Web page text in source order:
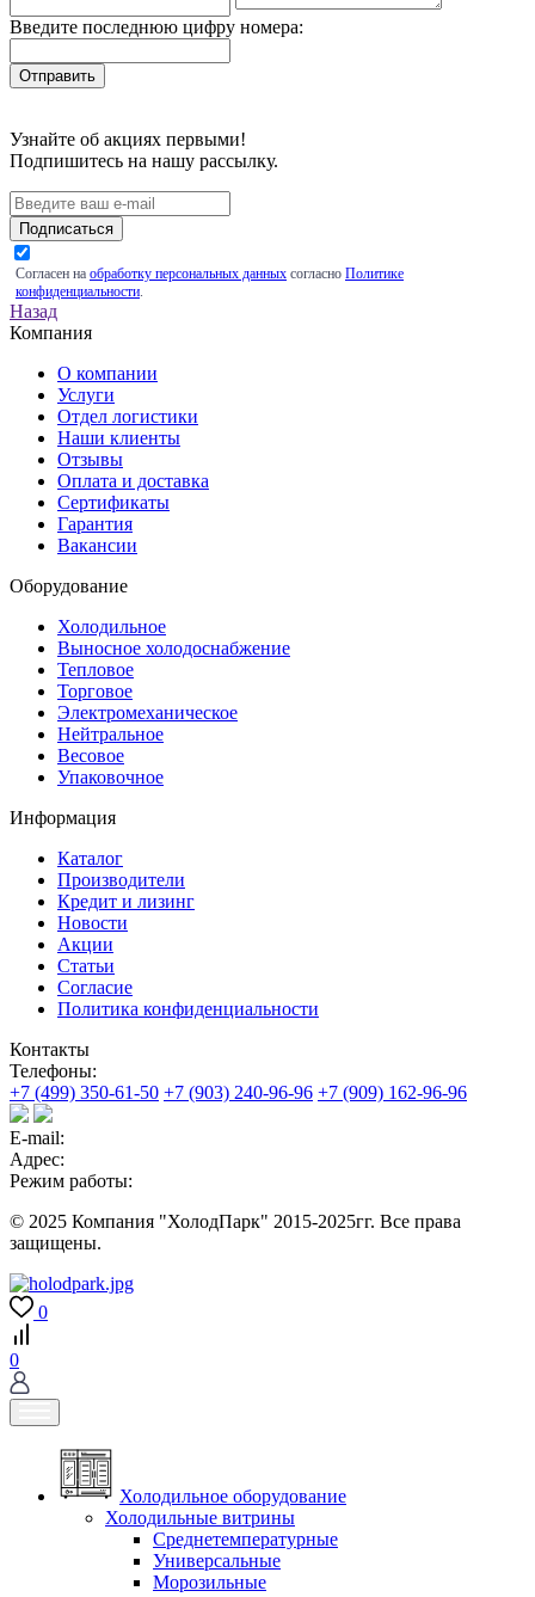
Введите последнюю цифру номера:
Узнайте об акциях первыми!
Подпишитесь на нашу рассылку.
Подписаться
Согласен на обработку персональных данных согласно Политике
конфиденциальности.
Назад
Компания
О компании
Услуги
Отдел логистики
Наши клиенты
Отзывы
Оплата и доставка
Сертификаты
Гарантия
Вакансии
Оборудование
Холодильное
Выносное холодоснабжение
Тепловое
Торговое
Электромеханическое
Нейтральное
Весовое
Упаковочное
Информация
Каталог
Производители
Кредит и лизинг
Новости
Акции
Статьи
Согласие
Политика конфиденциальности
Контакты
Телефоны:
+7 (499) 350-61-50 +7 (903) 240-96-96 +7 (909) 162-96-96
E-mail:
Адрес:
Режим работы:
© 2025 Компания "ХолодПарк" 2015-2025гг. Все права
защищены.
0
0
Холодильное оборудование
Холодильные витрины
Среднетемпературные
Универсальные
Морозильные